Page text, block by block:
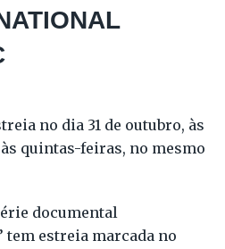
no dia 31 de outubro, às
quintas-feiras, no mesmo
documental
tem estreia marcada no